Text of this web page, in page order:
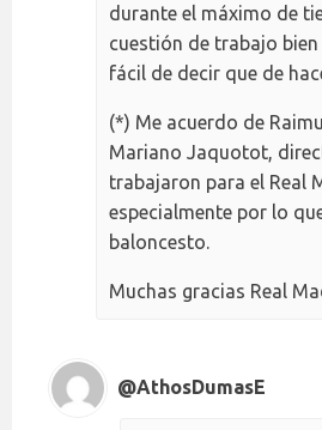
durante el máximo de
cuestión de trabajo
fácil de decir que de
(*) Me acuerdo de
Mariano Jaquotot,
trabajaron para el Real
especialmente por lo
baloncesto.
Muchas gracias Real
@AthosDumasE